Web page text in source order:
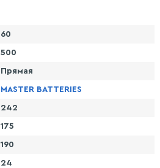
60
500
Прямая
MASTER BATTERIES
242
175
190
24